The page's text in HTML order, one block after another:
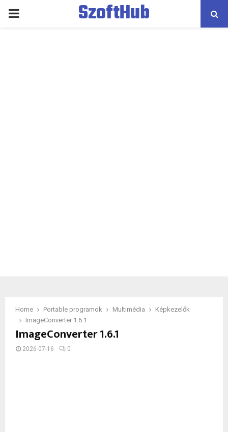
PRIMARY
SzoftHub
Home Portable programok Multimédia
Képkezelők
ImageConverter 1.6.1
ImageConverter 1.6.1
2026-07-16 0